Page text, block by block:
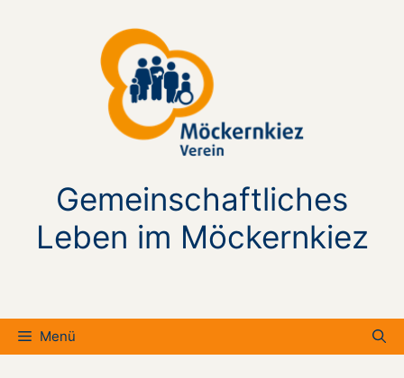
Gemeinschaftliches
Leben im Möckernkiez
Menü